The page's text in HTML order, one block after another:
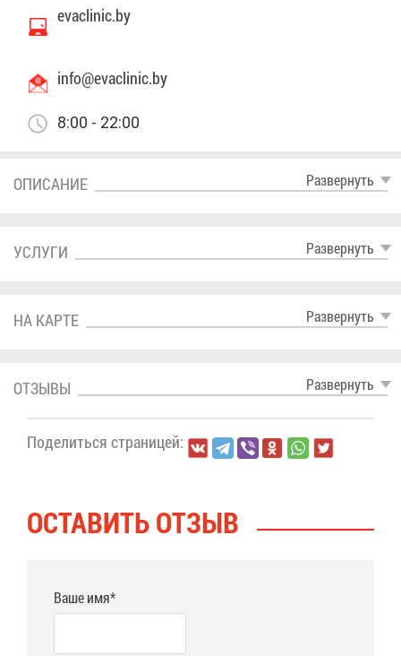
evaclinic.by
info@​eva​clin​ic.​by
8:00 - 22:00
Раз­вер­нуть
ОПИ­СА­НИЕ
Раз­вер­нуть
УСЛУ­ГИ
Раз­вер­нуть
НА КАР­ТЕ
Раз­вер­нуть
ОТ­ЗЫ­ВЫ
По­де­лить­ся стра­ни­цей:
ОСТА­ВИТЬ ОТ­ЗЫВ
Ваше имя*